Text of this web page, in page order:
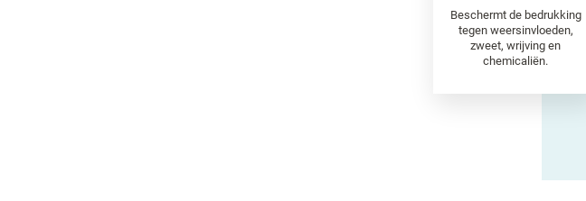
Beschermt de bedrukking
tegen weersinvloeden,
zweet, wrijving en
chemicaliën.